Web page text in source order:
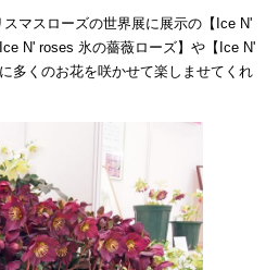
マスローズの世界展に展示の【Ice N'
N' roses 氷の薔薇ローズ】や【Ice N'
多くのお花を咲かせて楽しませてくれ